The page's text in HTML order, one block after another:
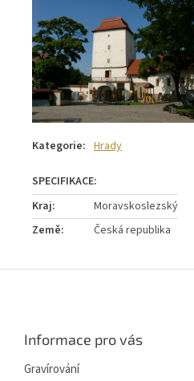
Kategorie: Hrady
Kraj:
Moravskoslezský
Země: Česká republika
Informace pro vás
Gravírování